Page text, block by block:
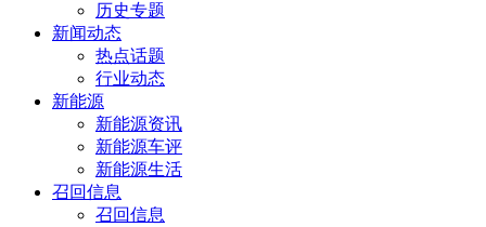
历史专题
新闻动态
热点话题
行业动态
新能源
新能源资讯
新能源车评
新能源生活
召回信息
召回信息